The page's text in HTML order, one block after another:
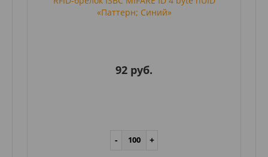
«Паттерн; Синий»
92 руб.